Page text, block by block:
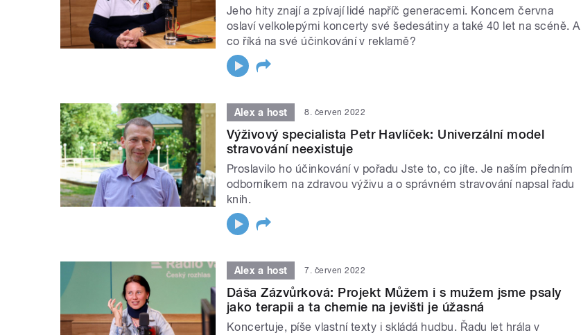
Jeho hity znají a zpívají lidé napříč generacemi. Koncem června
oslaví velkolepými koncerty své šedesátiny a také 40 let na scéně. A
co říká na své účinkování v reklamě?
Alex a host 8. červen 2022
Výživový specialista Petr Havlíček: Univerzální model
stravování neexistuje
Proslavilo ho účinkování v pořadu Jste to, co jíte. Je naším předním
odborníkem na zdravou výživu a o správném stravování napsal řadu
knih.
Alex a host 7. červen 2022
Dáša Zázvůrková: Projekt Můžem i s mužem jsme psaly
jako terapii a ta chemie na jevišti je úžasná
Koncertuje, píše vlastní texty i skládá hudbu. Řadu let hrála v